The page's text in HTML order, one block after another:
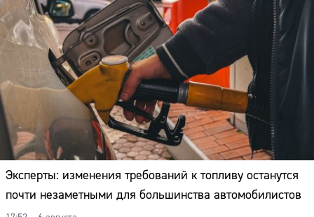
Эксперты: изменения требований к топливу останутся
почти незаметными для большинства автомобилистов